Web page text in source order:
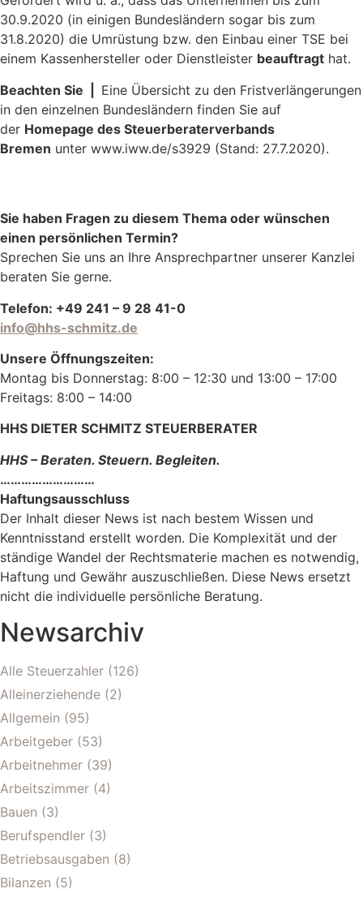
30.9.2020 (in einigen Bundesländern sogar bis zum
31.8.2020) die Umrüstung bzw. den Einbau einer TSE bei
einem Kassenhersteller oder Dienstleister beauftragt hat.
Beachten Sie | Eine Übersicht zu den Fristverlängerungen
in den einzelnen Bundesländern finden Sie auf
der Homepage des Steuerberaterverbands
Bremen unter www.iww.de/s3929 (Stand: 27.7.2020).
Sie haben Fragen zu diesem Thema oder wünschen
einen persönlichen Termin?
Sprechen Sie uns an Ihre Ansprechpartner unserer Kanzlei
beraten Sie gerne.
Telefon: +49 241 – 9 28 41-0
info@hhs-schmitz.de
Unsere Öffnungszeiten:
Montag bis Donnerstag: 8:00 – 12:30 und 13:00 – 17:00
Freitags: 8:00 – 14:00
HHS DIETER SCHMITZ STEUERBERATER
HHS – Beraten. Steuern. Begleiten.
………………………
Haftungsausschluss
Der Inhalt dieser News ist nach bestem Wissen und
Kenntnisstand erstellt worden. Die Komplexität und der
ständige Wandel der Rechtsmaterie machen es notwendig,
Haftung und Gewähr auszuschließen. Diese News ersetzt
nicht die individuelle persönliche Beratung.
Newsarchiv
Alle Steuerzahler (126)
Alleinerziehende (2)
Allgemein (95)
Arbeitgeber (53)
Arbeitnehmer (39)
Arbeitszimmer (4)
Bauen (3)
Berufspendler (3)
Betriebsausgaben (8)
Bilanzen (5)